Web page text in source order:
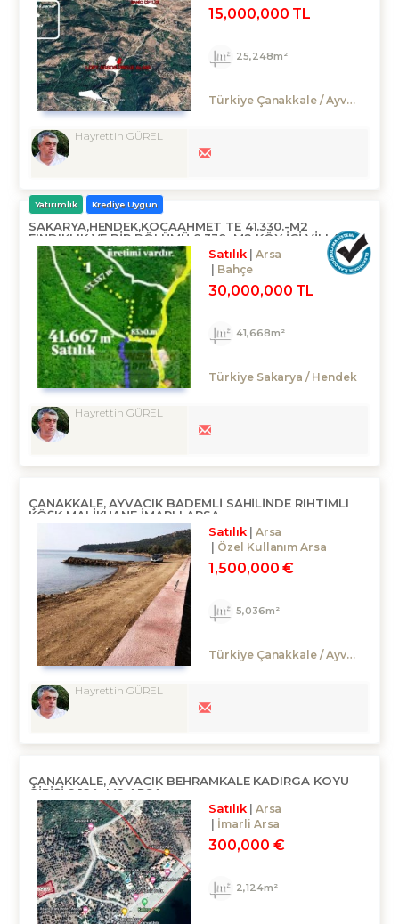
15,000,000 TL
25,248m²
Türkiye Çanakkale / Ayvacık
Hayrettin GÜREL
Yatırımlık Krediye Uygun
SAKARYA,HENDEK,KOCAAHMET TE 41.330.-M2
FINDIKLIK VE BIR BÖLÜMÜ 8.330.-M2 KÖY IÇI VILLA
IMARLI ARSA
Satılık
Arsa
Bahçe
30,000,000 TL
41,668m²
Türkiye Sakarya / Hendek
Hayrettin GÜREL
ÇANAKKALE, AYVACIK BADEMLİ SAHİLİNDE RIHTIMLI
KÖŞK MALİKHANE İMARLI ARSA
Satılık
Arsa
Özel Kullanım Arsa
1,500,000 €
5,036m²
Türkiye Çanakkale / Ayvacık
Hayrettin GÜREL
ÇANAKKALE, AYVACIK BEHRAMKALE KADIRGA KOYU
GİRİŞİ 2.124.-M2 ARSA
Satılık
Arsa
İmarli Arsa
300,000 €
2,124m²